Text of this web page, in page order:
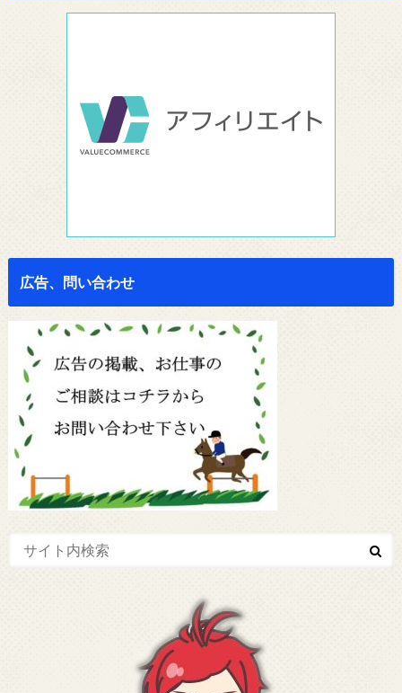
広告、問い合わせ